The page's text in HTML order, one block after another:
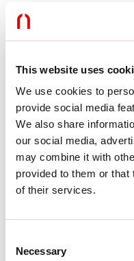
This website uses
We use cookies to
provide social media
We also share
our social media,
may combine it with
provided to them or that
of their services.
Selection
Necessary
Fabriqué en:
Données
IP:
40
Classe d’isolation:
I
Tension d’alimentation:
Télécharger
CERTIFICATIONS